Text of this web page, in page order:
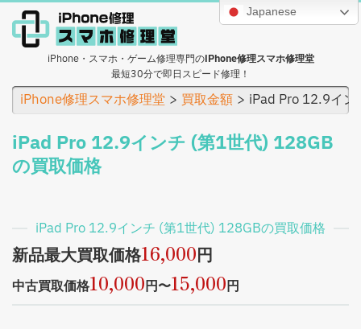
Japanese
iPhone・スマホ・ゲーム修理専門のiPhone修理スマホ修理堂
最短30分で即日スピード修理！
iPhone修理スマホ修理堂 買取金額 iPad Pro 12.9イ
iPad Pro 12.9インチ (第1世代) 128GB
の買取価格
iPad Pro 12.9インチ (第1世代) 128GBの買取価格
新品最大買取価格16,000円
中古買取価格10,000円〜15,000円